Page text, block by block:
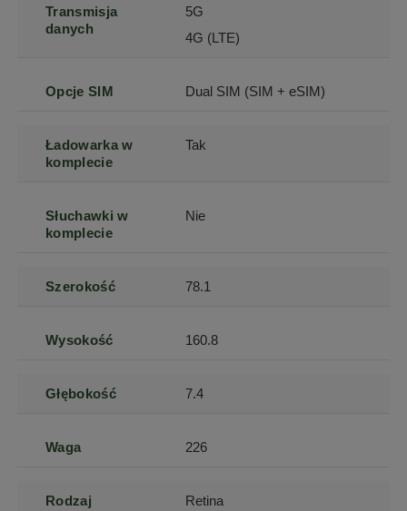
Transmisja
danych
5G
4G (LTE)
Opcje SIM Dual SIM (SIM + eSIM)
Ładowarka w
komplecie
Tak
Słuchawki w
komplecie
Nie
Szerokość 78.1
Wysokość 160.8
Głębokość 7.4
Waga 226
Rodzaj
Retina